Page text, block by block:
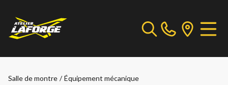
Salle de montre / Équipement mécanique